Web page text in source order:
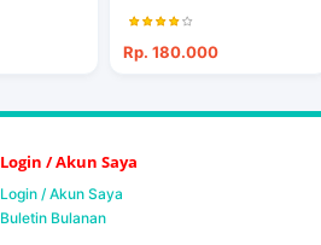
Rp. 180.000
Login / Akun Saya
Login / Akun Saya
Buletin Bulanan